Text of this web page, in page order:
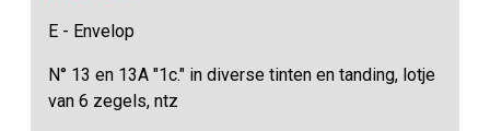
E - Envelop
N° 13 en 13A "1c." in diverse tinten en tanding, lotje
van 6 zegels, ntz